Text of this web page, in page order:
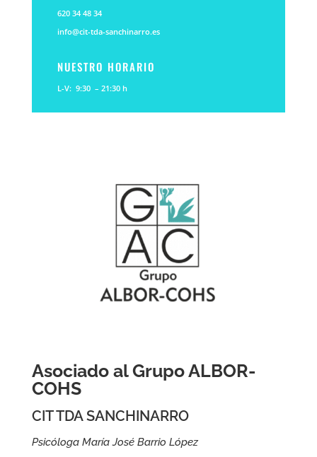
620 34 48 34
info@cit-tda-sanchinarro.es
NUESTRO HORARIO
L-V: 9:30 – 21:30 h
Asociado al Grupo ALBOR-
COHS
CIT TDA SANCHINARRO
Psicóloga María José Barrio López